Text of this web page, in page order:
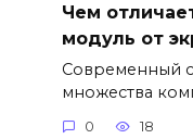
Чем
модуль от
Современный
множества
0 18